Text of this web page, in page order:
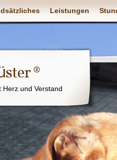
Leistungen
®
Herz und Verstand